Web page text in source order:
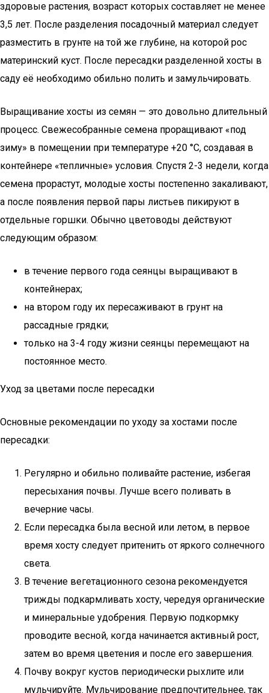
здоровые растения, возраст которых составляет не менее
3,5 лет. После разделения посадочный материал следует
разместить в грунте на той же глубине, на которой рос
материнский куст. После пересадки разделенной хосты в
саду её необходимо обильно полить и замульчировать.
Выращивание хосты из семян — это довольно длительный
процесс. Свежесобранные семена проращивают «под
зиму» в помещении при температуре +20 °С, создавая в
контейнере «тепличные» условия. Спустя 2-3 недели, когда
семена прорастут, молодые хосты постепенно закаливают,
а после появления первой пары листьев пикируют в
отдельные горшки. Обычно цветоводы действуют
следующим образом:
в течение первого года сеянцы выращивают в
контейнерах;
на втором году их пересаживают в грунт на
рассадные грядки;
только на 3-4 году жизни сеянцы перемещают на
постоянное место.
Уход за цветами после пересадки
Основные рекомендации по уходу за хостами после
пересадки:
Регулярно и обильно поливайте растение, избегая
пересыхания почвы. Лучше всего поливать в
вечерние часы.
Если пересадка была весной или летом, в первое
время хосту следует притенить от яркого солнечного
света.
В течение вегетационного сезона рекомендуется
трижды подкармливать хосту, чередуя органические
и минеральные удобрения. Первую подкормку
проводите весной, когда начинается активный рост,
затем во время цветения и после его завершения.
Почву вокруг кустов периодически рыхлите или
мульчируйте. Мульчирование предпочтительнее, так